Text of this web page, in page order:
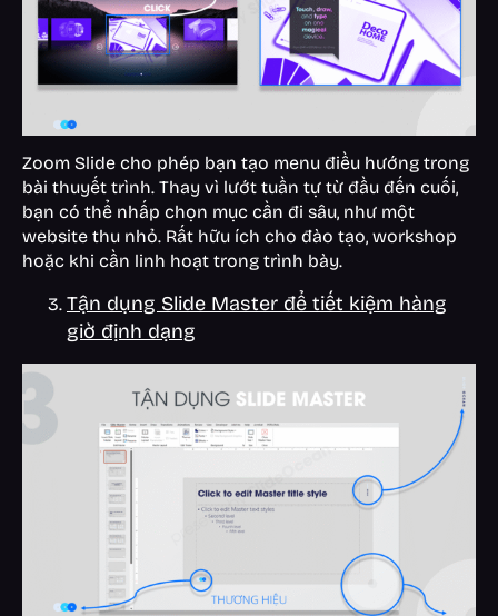
Zoom Slide cho phép bạn tạo menu điều hướng trong
bài thuyết trình. Thay vì lướt tuần tự từ đầu đến cuối,
bạn có thể nhấp chọn mục cần đi sâu, như một
website thu nhỏ. Rất hữu ích cho đào tạo, workshop
hoặc khi cần linh hoạt trong trình bày.
Tận dụng Slide Master để tiết kiệm hàng
giờ định dạng